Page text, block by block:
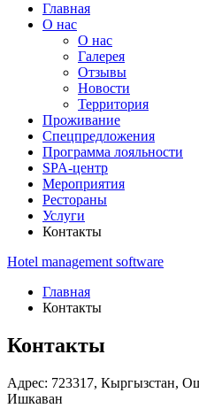
Главная
О нас
О нас
Галерея
Отзывы
Новости
Территория
Проживание
Спецпредложения
Программа лояльности
SPA-центр
Мероприятия
Рестораны
Услуги
Контакты
Hotel management software
Главная
Контакты
Контакты
Адрес: 723317, Кыргызстан,
Ишкаван